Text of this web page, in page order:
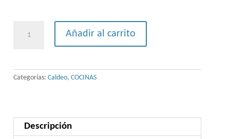
FUEGOS
SERIE
900
Añadir al carrito
Categorías:Caldeo,COCINAS
Descripción